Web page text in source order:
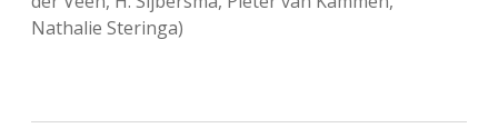
Nathalie Steringa)